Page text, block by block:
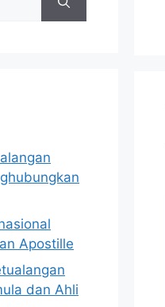
Apostille
dan Ahli